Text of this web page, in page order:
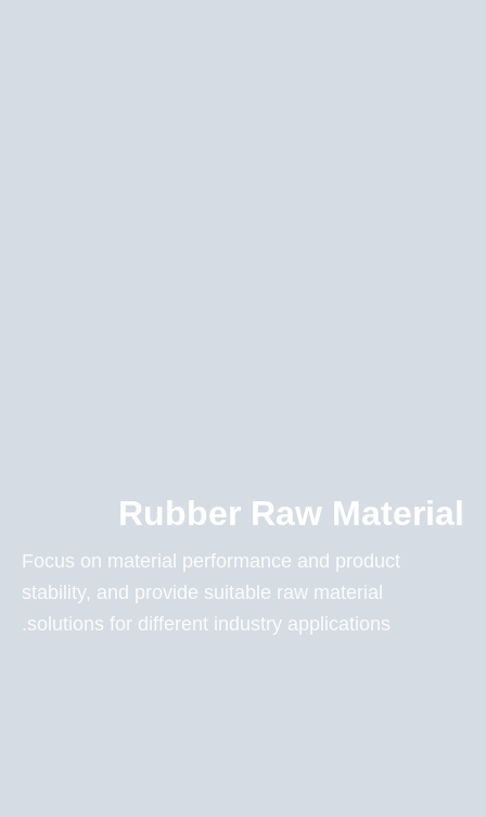
Rubber Raw Material
Focus on material performance and product
stability, and provide suitable raw material
solutions for different industry applications.